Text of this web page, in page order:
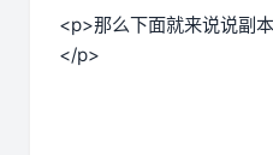
<p>那么下面就来说说副
</p>